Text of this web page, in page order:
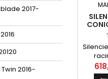
2017-
Twin 2016-
GP,